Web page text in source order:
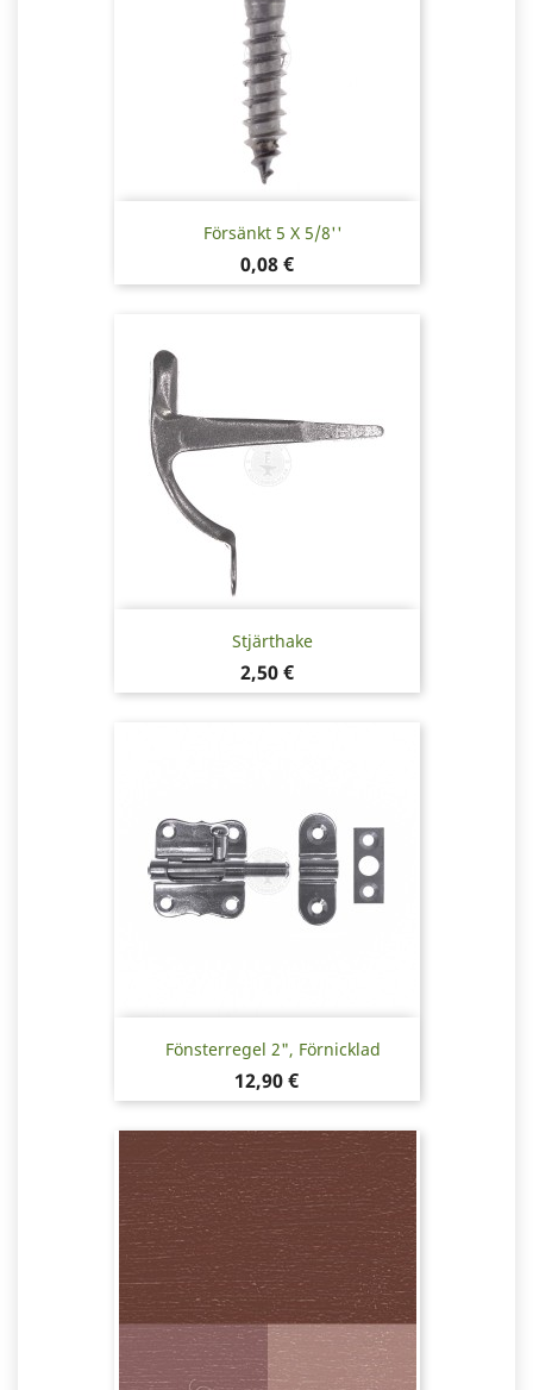
Försänkt 5 X 5/8''
Pris
0,08 €
Stjärthake
Pris
2,50 €
Fönsterregel 2", Förnicklad
Pris
12,90 €